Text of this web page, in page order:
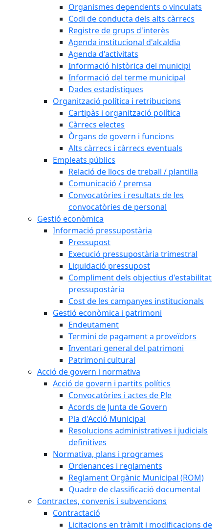
Organismes dependents o vinculats
Codi de conducta dels alts càrrecs
Registre de grups d'interès
Agenda institucional d'alcaldia
Agenda d'activitats
Informació històrica del municipi
Informació del terme municipal
Dades estadístiques
Organització política i retribucions
Cartipàs i organització política
Càrrecs electes
Òrgans de govern i funcions
Alts càrrecs i càrrecs eventuals
Empleats públics
Relació de llocs de treball / plantilla
Comunicació / premsa
Convocatòries i resultats de les
convocatòries de personal
Gestió econòmica
Informació pressupostària
Pressupost
Execució pressupostària trimestral
Liquidació pressupost
Compliment dels objectius d'estabilitat
pressupostària
Cost de les campanyes institucionals
Gestió econòmica i patrimoni
Endeutament
Termini de pagament a proveïdors
Inventari general del patrimoni
Patrimoni cultural
Acció de govern i normativa
Acció de govern i partits polítics
Convocatòries i actes de Ple
Acords de Junta de Govern
Pla d'Acció Municipal
Resolucions administratives i judicials
definitives
Normativa, plans i programes
Ordenances i reglaments
Reglament Orgànic Municipal (ROM)
Quadre de classificació documental
Contractes, convenis i subvencions
Contractació
Licitacions en tràmit i modificacions de